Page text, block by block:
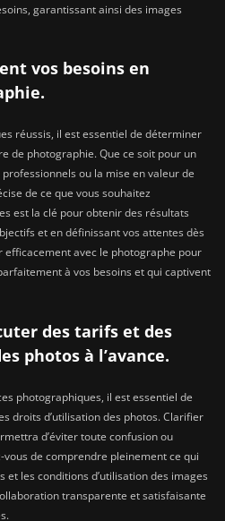
garantissant ainsi des images
vos besoins en
réussis, il est essentiel de déterminer
de photographie. Que ce soit pour un
ou la mise en valeur de
de ce que vous souhaitez
est la clé pour obtenir des résultats
et en définissant vos attentes dès
efficacement avec le photographe pour
à vos besoins et qui captivent
des tarifs et des
photos à l’avance.
photographiques, il est essentiel de
droits d’utilisation des photos. Clarifier
d’éviter toute confusion ou
de comprendre pleinement ce qui
les conditions d’utilisation des images
transparente et satisfaisante